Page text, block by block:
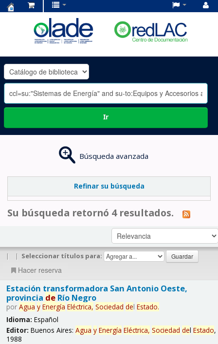
OLADE
-
Ir
Búsqueda avanzada
Refinar su búsqueda
Su búsqueda retornó 4 resultados.
| | Seleccionar títulos para:
Hacer reserva
Estación transformadora San Antonio Oeste,
provincia deRío Negro
por Agua y Energía Eléctrica, Sociedad del Estado.
Idioma: Español
Editor: Buenos Aires: Agua y Energía Eléctrica, Sociedad del Estado,
1988